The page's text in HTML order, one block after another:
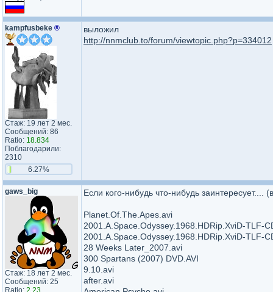
kampfusbeke ®
Стаж: 19 лет 2 мес.
Сообщений: 86
Ratio: 18.834
Поблагодарили:
2310
6.27%
выложил
http://nnmclub.to/forum/viewtopic.php?p=334012
gaws_big
Стаж: 18 лет 2 мес.
Сообщений: 25
Ratio: 2.23
Если кого-нибудь что-нибудь
Planet.Of.The.Apes.avi
2001.A.Space.Odyssey.1968.HDRip.XviD-TLF-
2001.A.Space.Odyssey.1968.HDRip.XviD-TLF-
28 Weeks Later_2007.avi
300 Spartans (2007) DVD.AVI
9.10.avi
after.avi